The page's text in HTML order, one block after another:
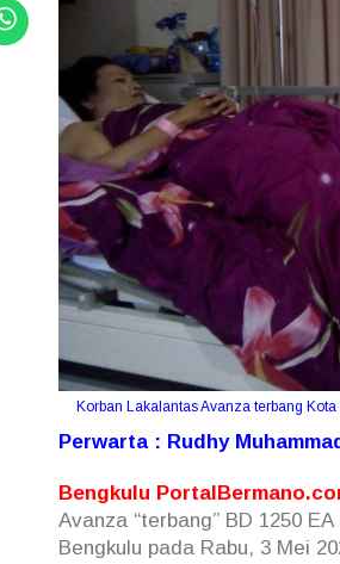
H
Korban Lakalantas Avanza terbang
Perwarta : Rudhy
Bengkulu
Avanza “terbang” BD 1250
Bengkulu pada Rabu, 3 Mei